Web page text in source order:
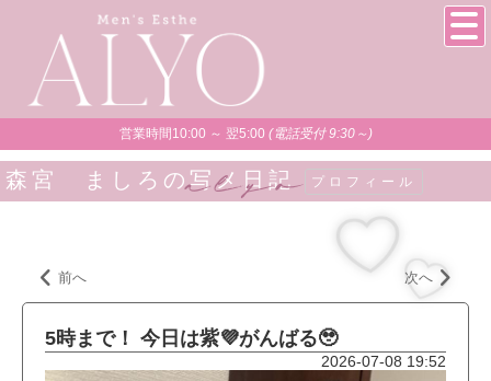
営業時間10:00 ～ 翌5:00 (電話受付 9:30～)
森宮 ましろの写メ日記 プロフィール
前へ 次へ
5時まで！ 今日は紫💜がんばる🥹
2026-07-08 19:52